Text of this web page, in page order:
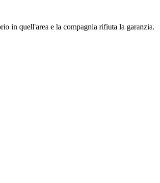
in quell'area e la compagnia rifiuta la garanzia.